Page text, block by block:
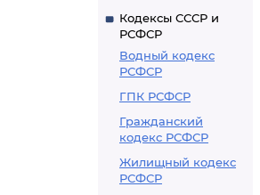
Кодексы СССР и
РСФСР
Водный кодекс
РСФСР
ГПК РСФСР
Гражданский
кодекс РСФСР
Жилищный кодекс
РСФСР